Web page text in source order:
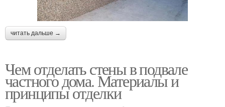
читать дальше →
Чем отделать стены в подвале
частного дома. Материалы и
принципы отделки